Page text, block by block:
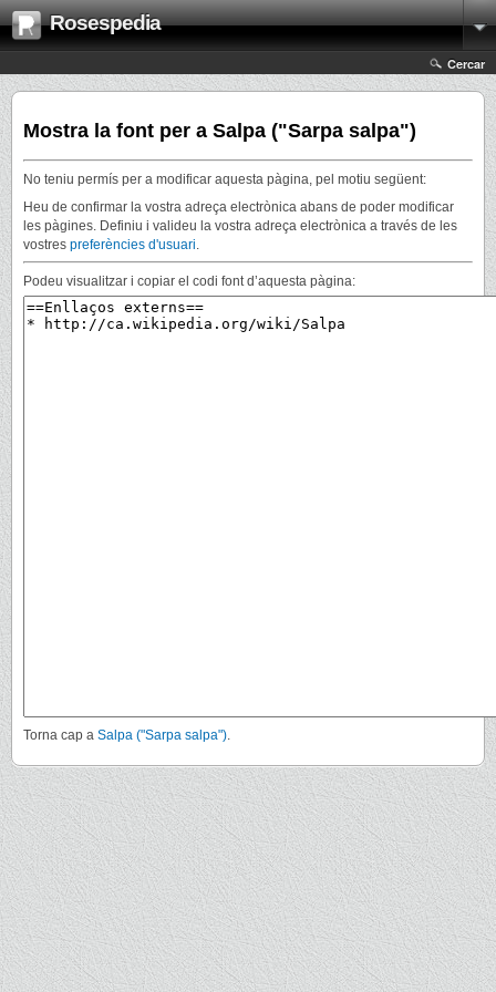
Rosespedia
Cercar
Mostra la font per a Salpa ("Sarpa salpa")
No teniu permís per a modificar aquesta pàgina, pel motiu següent:
Heu de confirmar la vostra adreça electrònica abans de poder modificar
les pàgines. Definiu i valideu la vostra adreça electrònica a través de les
vostres preferències d'usuari.
Podeu visualitzar i copiar el codi font d’aquesta pàgina:
Torna cap a Salpa ("Sarpa salpa").